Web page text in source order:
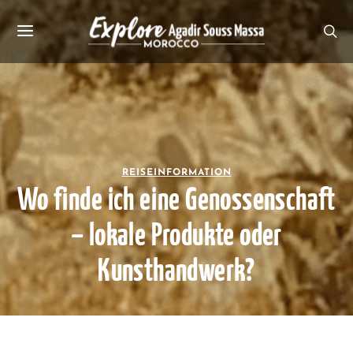
REISEINFORMATION
Wo finde ich eine Genossenschaft
– lokale Produkte oder
Kunsthandwerk?